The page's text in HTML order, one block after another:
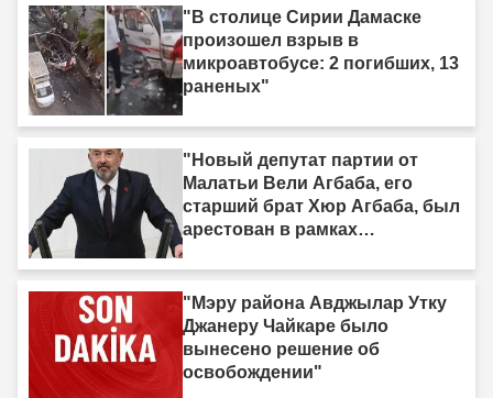
дерьмо»"
"В столице Сирии Дамаске
произошел взрыв в
микроавтобусе: 2 погибших, 13
раненых"
"Новый депутат партии от
Малатьи Вели Агбаба, его
старший брат Хюр Агбаба, был
арестован в рамках
"Мэру района Авджылар Утку
Джанеру Чайкаре было
вынесено решение об
освобождении"